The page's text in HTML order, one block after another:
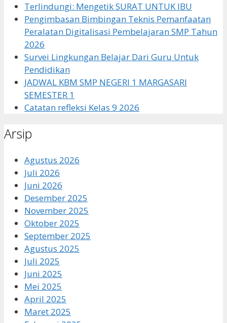
Terlindungi: Mengetik SURAT UNTUK IBU
Pengimbasan Bimbingan Teknis Pemanfaatan
Peralatan Digitalisasi Pembelajaran SMP Tahun
2026
Survei Lingkungan Belajar Dari Guru Untuk
Pendidikan
JADWAL KBM SMP NEGERI 1 MARGASARI
SEMESTER 1
Catatan refleksi Kelas 9 2026
Arsip
Agustus 2026
Juli 2026
Juni 2026
Desember 2025
November 2025
Oktober 2025
September 2025
Agustus 2025
Juli 2025
Juni 2025
Mei 2025
April 2025
Maret 2025